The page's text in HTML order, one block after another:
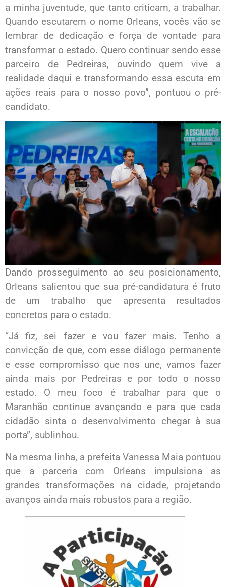
a minha juventude, que tanto criticam, a trabalhar.
Quando escutarem o nome Orleans, vocês vão se
lembrar de dedicação e força de vontade para
transformar o estado. Quero continuar sendo esse
parceiro de Pedreiras, ouvindo quem vive a
realidade daqui e transformando essa escuta em
ações reais para o nosso povo”, pontuou o pré-
candidato.
Dando prosseguimento ao seu posicionamento,
Orleans salientou que sua pré-candidatura é fruto
de um trabalho que apresenta resultados
concretos para o estado.
“Já fiz, sei fazer e vou fazer mais. Tenho a
convicção de que, com esse diálogo permanente
e esse compromisso que nos une, vamos fazer
ainda mais por Pedreiras e por todo o nosso
estado. O meu foco é trabalhar para que o
Maranhão continue avançando e para que cada
cidadão sinta o desenvolvimento chegar à sua
porta”, sublinhou.
Na mesma linha, a prefeita Vanessa Maia pontuou
que a parceria com Orleans impulsiona as
grandes transformações na cidade, projetando
avanços ainda mais robustos para a região.